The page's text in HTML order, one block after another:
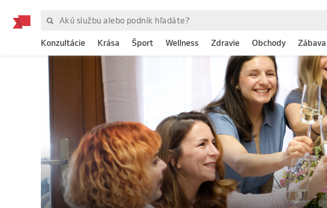
Konzultácie Krása Šport Wellness Zdravie Obchody Zábava